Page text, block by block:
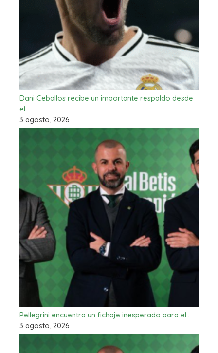
Dani Ceballos recibe un importante respaldo desde
el…
3 agosto, 2026
Pellegrini encuentra un fichaje inesperado para el…
3 agosto, 2026